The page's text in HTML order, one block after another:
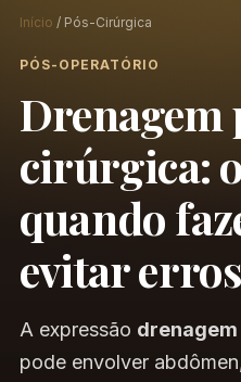
Início / Pós-Cirúrgica
PÓS-OPERATÓRIO
Drenagem
cirúrgica:
quando
evitar erros
A expressão
pode envolver